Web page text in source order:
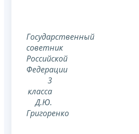
Государственный
советник
Российской
Федерации
3
класса
Д.Ю.
Григоренко